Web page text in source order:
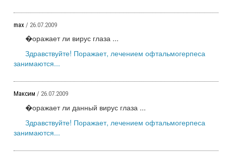
max / 26.07.2009
�оражает ли вирус глаза ...
Здравствуйте! Поражает, лечением офтальмогерпеса
занимаются...
Максим / 26.07.2009
�оражает ли данный вирус глаза ...
Здравствуйте! Поражает, лечением офтальмогерпеса
занимаются...